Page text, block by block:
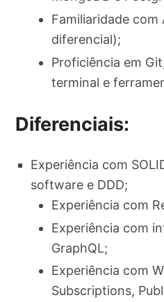
Familiaridade com
diferencial);
Proficiência em
terminal e
Diferenciais:
Experiência com
software e DDD;
Experiência com
Experiência com
GraphQL;
Experiência com
Subscriptions,